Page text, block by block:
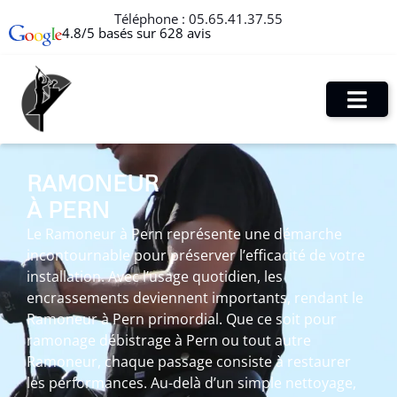
Téléphone : 05.65.41.37.55
4.8/5 basés sur 628 avis
RAMONEUR
À PERN
Le Ramoneur à Pern représente une démarche
incontournable pour préserver l’efficacité de votre
installation. Avec l’usage quotidien, les
encrassements deviennent importants, rendant le
Ramoneur à Pern primordial. Que ce soit pour
ramonage débistrage à Pern ou tout autre
Ramoneur, chaque passage consiste à restaurer
les performances. Au-delà d’un simple nettoyage,